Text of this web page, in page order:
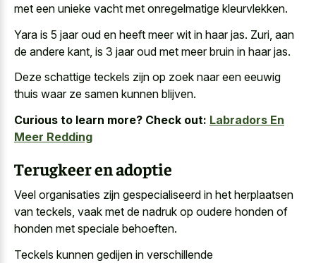
met een unieke vacht met onregelmatige kleurvlekken.
Yara is 5 jaar oud en heeft meer wit in haar jas. Zuri, aan
de andere kant, is 3 jaar oud met meer bruin in haar jas.
Deze schattige teckels zijn op zoek naar een eeuwig
thuis waar ze samen kunnen blijven.
Curious to learn more? Check out: Labradors En
Meer Redding
Terugkeer en adoptie
Veel organisaties zijn gespecialiseerd in het herplaatsen
van teckels, vaak met de nadruk op oudere honden of
honden met speciale behoeften.
Teckels kunnen gedijen in verschillende